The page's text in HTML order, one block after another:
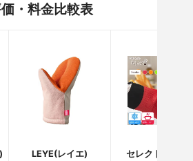
・料金比較表
LEYE(レイエ)
セレクトショップ